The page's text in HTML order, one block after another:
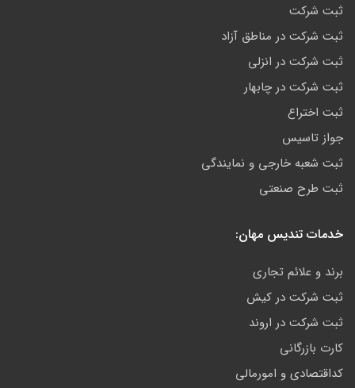
ثبت شرکت
ثبت شرکت در مناطق آزاد
ثبت شرکت در انزلی
ثبت شرکت در چابهار
ثبت اختراع
جواز تاسیس
ثبت شعبه خارجی و نمایندگی
ثبت طرح صنعتی
خدمات تندیس مهان:
برند و علائم تجاری
ثبت شرکت در کیش
ثبت شرکت در اروند
کارت بازرگانی
کداقتصادی و امورمالی